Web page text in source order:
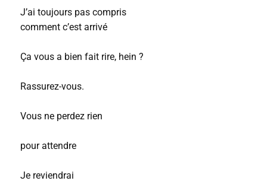
J’ai toujours pas compris
comment c’est arrivé
Ça vous a bien fait rire, hein ?
Rassurez-vous.
Vous ne perdez rien
pour attendre
Je reviendrai